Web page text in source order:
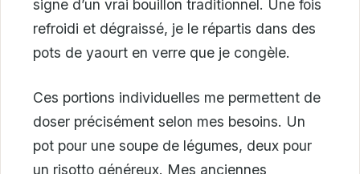
signe d’un vrai bouillon traditionnel. Une fois
refroidi et dégraissé, je le répartis dans des
pots de yaourt en verre que je congèle.
Ces portions individuelles me permettent de
doser précisément selon mes besoins. Un
pot pour une soupe de légumes, deux pour
un risotto généreux. Mes anciennes